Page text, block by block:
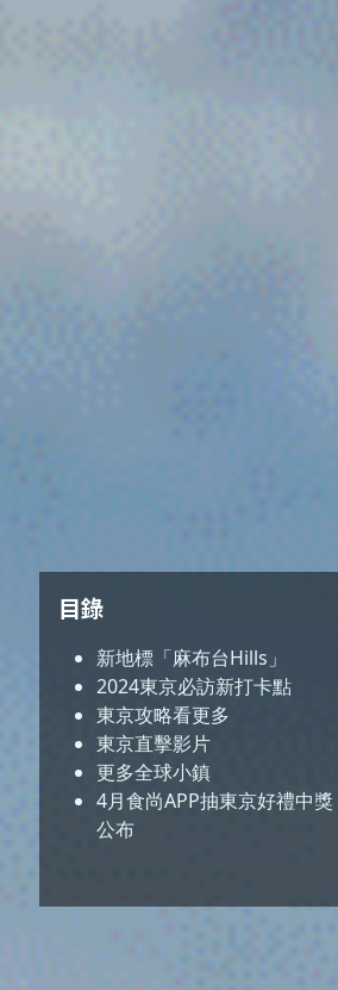
目錄
新地標「麻布台Hills」
2024東京必訪新打卡點
東京攻略看更多
東京直擊影片
更多全球小鎮
4月食尚APP抽東京好禮中獎
公布